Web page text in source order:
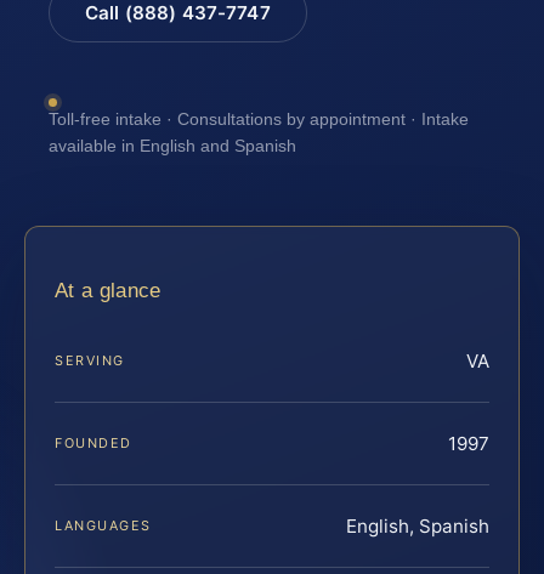
Call (888) 437-7747
Toll-free intake · Consultations by appointment · Intake
available in English and Spanish
At a glance
SERVING VA
FOUNDED 1997
LANGUAGES English, Spanish